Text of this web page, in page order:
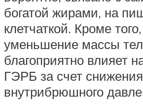
богатой жирами, на
клетчаткой. Кроме того,
уменьшение массы
благоприятно влияет
ГЭРБ за счет снижения
внутрибрюшного